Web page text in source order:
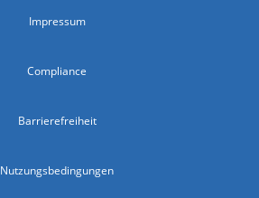
Impressum
Compliance
Barrierefreiheit
Nutzungsbedingungen